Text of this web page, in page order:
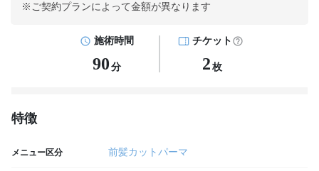
※ご契約プランによって金額が異なります
施術時間
90 分
チケット
2 枚
特徴
メニュー区分 前髪カットパーマ